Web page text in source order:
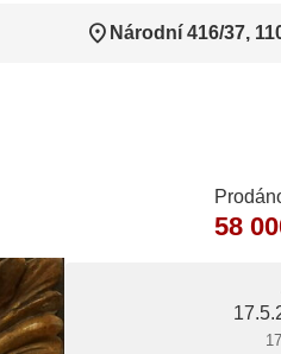
location_on Národní 416/37,
58